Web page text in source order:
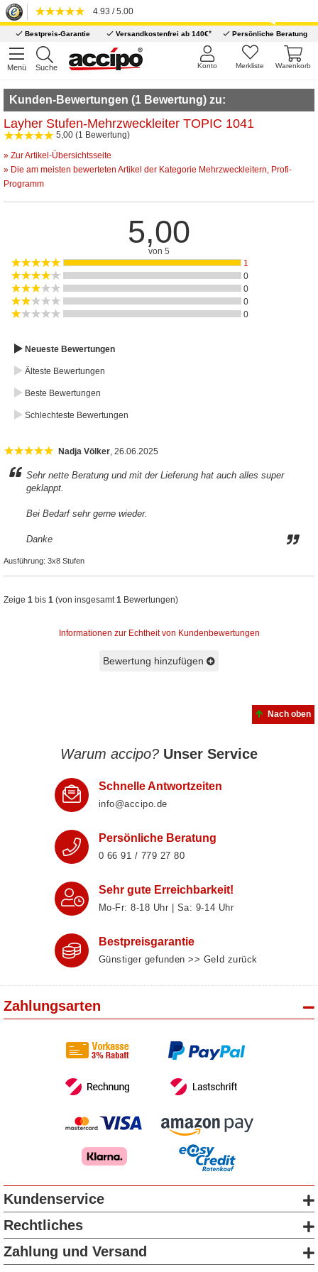
4.93 / 5.00
Bestpreis-Garantie Versandkostenfrei ab 140€* Persönliche Beratung
Menü Suche Warenkorb
Merkliste
Konto
Kunden-Bewertungen (1 Bewertung) zu:
Layher Stufen-Mehrzweckleiter TOPIC 1041
5,00 (1 Bewertung)
» Zur Artikel-Übersichtsseite
» Die am meisten bewerteten Artikel der Kategorie Mehrzweckleitern, Profi-
Programm
5,00
von 5
1
0
0
0
0
Neueste Bewertungen
Älteste Bewertungen
Beste Bewertungen
Schlechteste Bewertungen
Nadja Völker, 26.06.2025
Sehr nette Beratung und mit der Lieferung hat auch alles super
geklappt.
Bei Bedarf sehr gerne wieder.
Danke
Ausführung: 3x8 Stufen
Zeige 1 bis 1 (von insgesamt1 Bewertungen)
Informationen zur Echtheit von Kundenbewertungen
Bewertung hinzufügen
Nach oben
Warum accipo? Unser Service
Schnelle Antwortzeiten
info@accipo.de
Persönliche Beratung
0 66 91 / 779 27 80
Sehr gute Erreichbarkeit!
Mo-Fr: 8‑18 Uhr | Sa: 9‑14 Uhr
Bestpreisgarantie
Günstiger gefunden >> Geld zurück
Zahlungsarten
Kundenservice
Rechtliches
Zahlung und Versand